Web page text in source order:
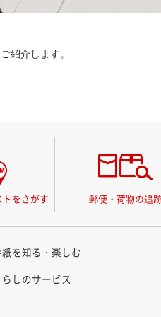
紹介します。
をさがす 郵便・荷物の追
を知る・楽しむ
らしのサービス